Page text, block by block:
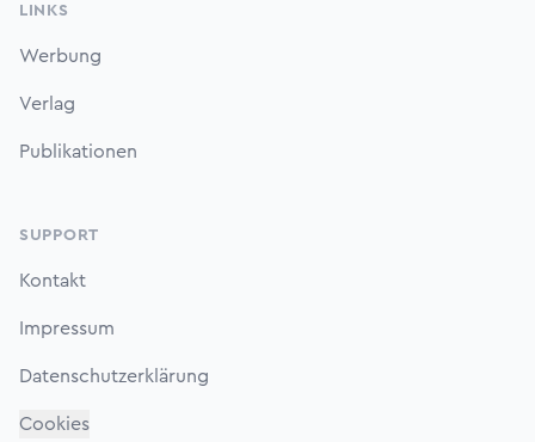
LINKS
Werbung
Verlag
Publikationen
SUPPORT
Kontakt
Impressum
Datenschutzerklärung
Cookies